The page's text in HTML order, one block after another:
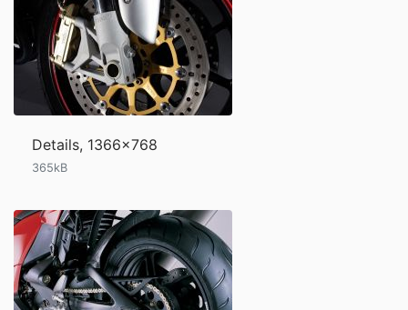
Details, 1366x768
365kB